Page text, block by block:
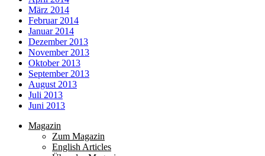
März 2014
Februar 2014
Januar 2014
Dezember 2013
November 2013
Oktober 2013
September 2013
August 2013
Juli 2013
Juni 2013
Magazin
Zum Magazin
English Articles